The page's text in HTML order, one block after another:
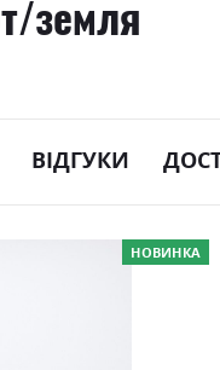
земля
ВІДГУКИ
НОВИНКА